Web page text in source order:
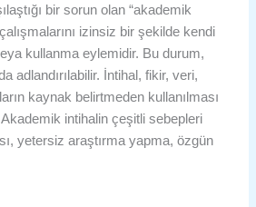
bir sorun olan “akademik
izinsiz bir şekilde kendi
kullanma eylemidir. Bu durum,
adlandırılabilir. İntihal, fikir, veri,
kaynak belirtmeden kullanılması
intihalin çeşitli sebepleri
yetersiz araştırma yapma, özgün